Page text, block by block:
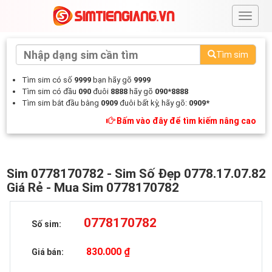
#
Tìm sim
Tìm sim có số 9999 bạn hãy gõ 9999
Tìm sim có đầu 090 đuôi 8888 hãy gõ 090*8888
Tìm sim bắt đầu bằng 0909 đuôi bất kỳ, hãy gõ: 0909*
Bấm vào đây để tìm kiếm nâng cao
Sim 0778170782 - Sim Số Đẹp 0778.17.07.82
Giá Rẻ - Mua Sim 0778170782
Số sim: 0778170782
Giá bán: 830.000 ₫